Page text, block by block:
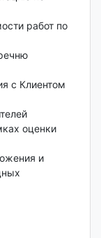
работ по
с Клиентом
оценки
и